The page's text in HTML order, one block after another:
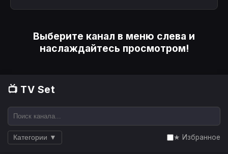
📺 TV Set
Категории ▼ ★ Избранное
Выберите канал в меню слева и
наслаждайтесь просмотром!